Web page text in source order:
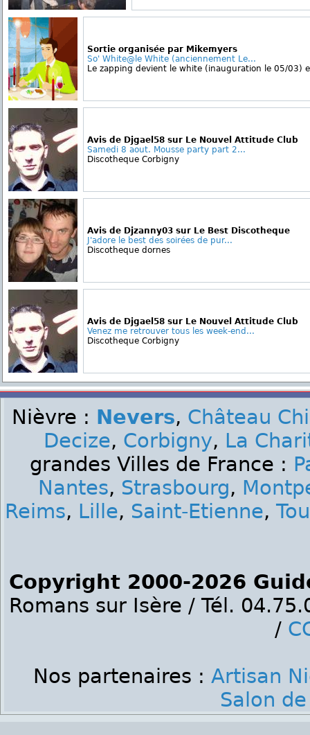
Sortie organisée par Mikemyers
So' White@le White (anciennement Le...
Le zapping devient le white (inauguration le 05/03)
Avis de Djgael58 sur Le Nouvel Attitude Club
Samedi 8 aout. Mousse party part 2...
Discotheque Corbigny
Avis de Djzanny03 sur Le Best Discotheque
J'adore le best des soirées de pur...
Discotheque dornes
Avis de Djgael58 sur Le Nouvel Attitude Club
Venez me retrouver tous les week-end...
Discotheque Corbigny
Nièvre : Nevers, Château
Decize, Corbigny, La
grandes Villes de France :
Nantes, Strasbourg,
Reims, Lille, Saint-Etienne,
Copyright 2000-2026
Romans sur Isère / Tél.
/
Nos partenaires : Artisan
Salon